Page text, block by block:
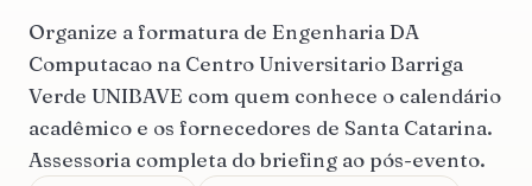
Organize a formatura de Engenharia DA
Computacao na Centro Universitario Barriga
Verde UNIBAVE com quem conhece o calendário
acadêmico e os fornecedores de Santa Catarina.
Assessoria completa do briefing ao pós-evento.